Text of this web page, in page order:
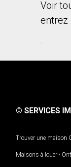
Voir
entrez
.
© SERVICES
Trouver une maison
Maisons à louer -